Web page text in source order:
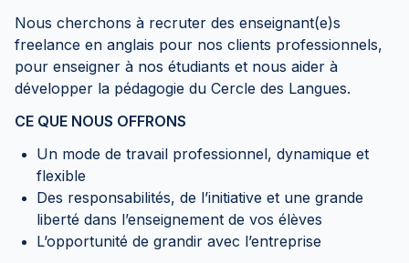
Nous cherchons à recruter des enseignant(e)s
freelance en anglais pour nos clients professionnels,
pour enseigner à nos étudiants et nous aider à
développer la pédagogie du Cercle des Langues.
CE QUE NOUS OFFRONS
Un mode de travail professionnel, dynamique et
flexible
Des responsabilités, de l’initiative et une grande
liberté dans l’enseignement de vos élèves
L’opportunité de grandir avec l’entreprise